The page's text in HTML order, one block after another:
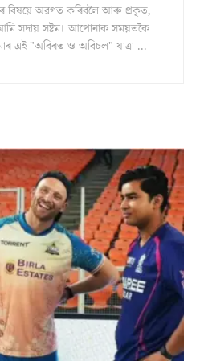
বিষয়ে অৱগত কৰিবলৈ আৰু প্ৰকৃত,
আমি সদায় সষ্টম। আপোনাক সময়তকৈ
এই "অবিৰত ও অবিচল" যাত্ৰা ...